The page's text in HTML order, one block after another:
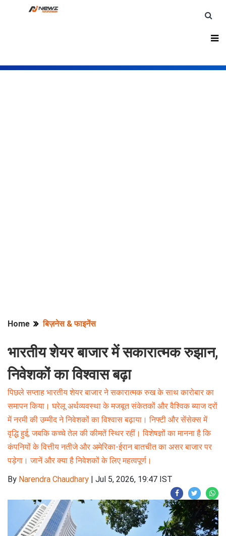
Home बिज़नेस & फाइनेंस
भारतीय शेयर बाजार में सकारात्मक रुझान,
निवेशकों का विश्वास बढ़ा
पिछले सप्ताह भारतीय शेयर बाजार ने सकारात्मक रुख के साथ कारोबार का
समापन किया। घरेलू अर्थव्यवस्था के मजबूत संकेतकों और वैश्विक ब्याज दरों
में नरमी की उम्मीद ने निवेशकों का विश्वास बढ़ाया। निफ्टी और सेंसेक्स में
वृद्धि हुई, जबकि कच्चे तेल की कीमतें स्थिर रहीं। विशेषज्ञों का मानना है कि
कंपनियों के वित्तीय नतीजे और अमेरिका-ईरान बातचीत का असर बाजार पर
पड़ेगा। जानें और क्या है निवेशकों के लिए महत्वपूर्ण।
By Narendra Chaudhary | Jul 5, 2026, 19:47 IST